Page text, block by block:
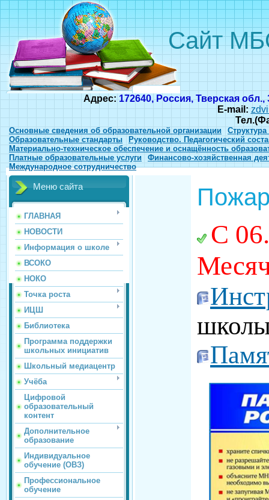
Сайт
Адрес: 172640, Россия, Тверская
E-mail:
Основные сведения об образовательной организации
Образовательные стандарты
Руководство. Педагогический
Материально-техническое обеспечение и оснащённость
Платные образовательные услуги
Финансово-хозяйственная
Международное сотрудничество
Меню сайта
ГЛАВНАЯ
НОВОСТИ
Информация о школе
ВСОКО
НОКО
Точка роста
ИЦШ
Библиотека
Программа поддержки
школьных инициатив
Школьный медиацентр
Учёба
Цифровой
образовательный
контент
Дополнительное
образование
Индивидуальное
обучение (ОВЗ)
Профессиональное
обучение
С